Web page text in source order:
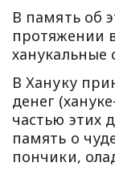
В память об
протяжении
ханукальные
В Хануку
денег
частью этих
память о
пончики,